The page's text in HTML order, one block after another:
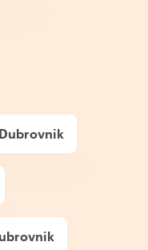
Dubrovnik